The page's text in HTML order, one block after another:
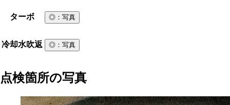
ターボ ◎ ：写真
冷却水吹返 ◎ ：写真
点検箇所の写真